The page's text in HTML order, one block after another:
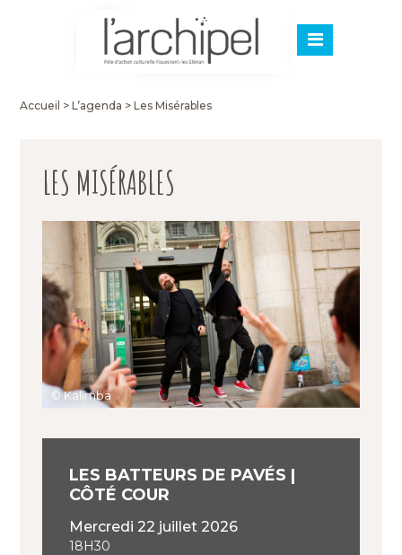
Accueil >L’agenda >Les Misérables
LES MISÉRABLES
© Kalimba
LES BATTEURS DE PAVÉS |
CÔTÉ COUR
mercredi 22 juillet 2026
18H30